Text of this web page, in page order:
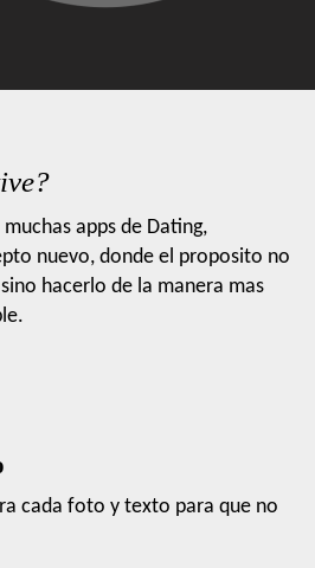
apps de Dating,
nuevo, donde el proposito no
hacerlo de la manera mas
cada foto y texto para que no